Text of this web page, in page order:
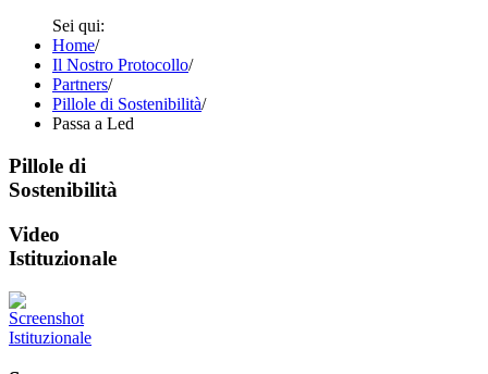
Sei qui:
Home/
Il Nostro Protocollo/
Partners/
Pillole di Sostenibilità/
Passa a Led
Pillole di
Sostenibilità
Video
Istituzionale